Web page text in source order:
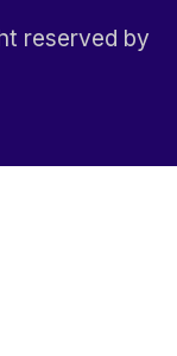
reserved by